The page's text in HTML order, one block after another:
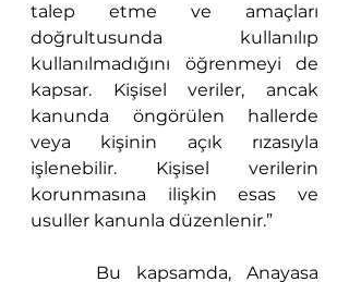
talep etme ve amaçları
doğrultusunda kullanılıp
kullanılmadığını öğrenmeyi de
kapsar. Kişisel veriler, ancak
kanunda öngörülen hallerde
veya kişinin açık rızasıyla
işlenebilir. Kişisel verilerin
korunmasına ilişkin esas ve
usuller kanunla düzenlenir.”